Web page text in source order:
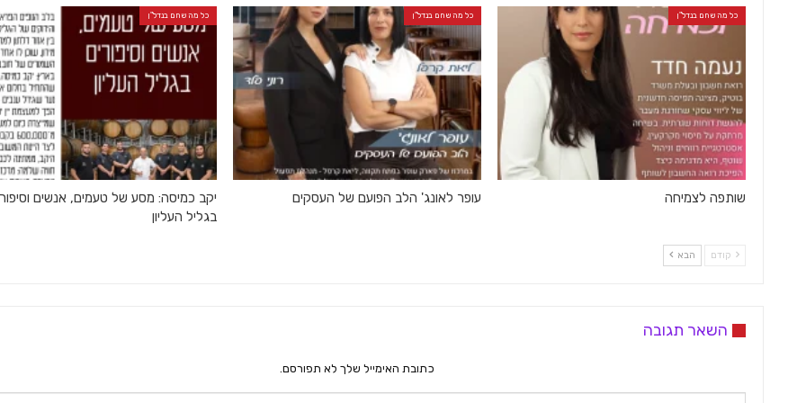
כל מה שחם בנדל"ן
שותפה לצמיחה
כל מה שחם בנדל"ן
עופר לאונג' הלב הפועם של העסקים
כל מה שחם בנדל"ן
יקב כמיסה: מסע של טעמים, אנשים
בגליל העליון
קודם הבא
השאר תגובה
כתובת האימייל שלך לא תפורסם.